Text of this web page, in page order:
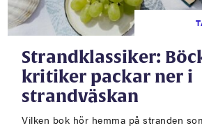
Strandklassiker:
kritiker packar ner i
strandväskan
Vilken bok hör hemma på stranden